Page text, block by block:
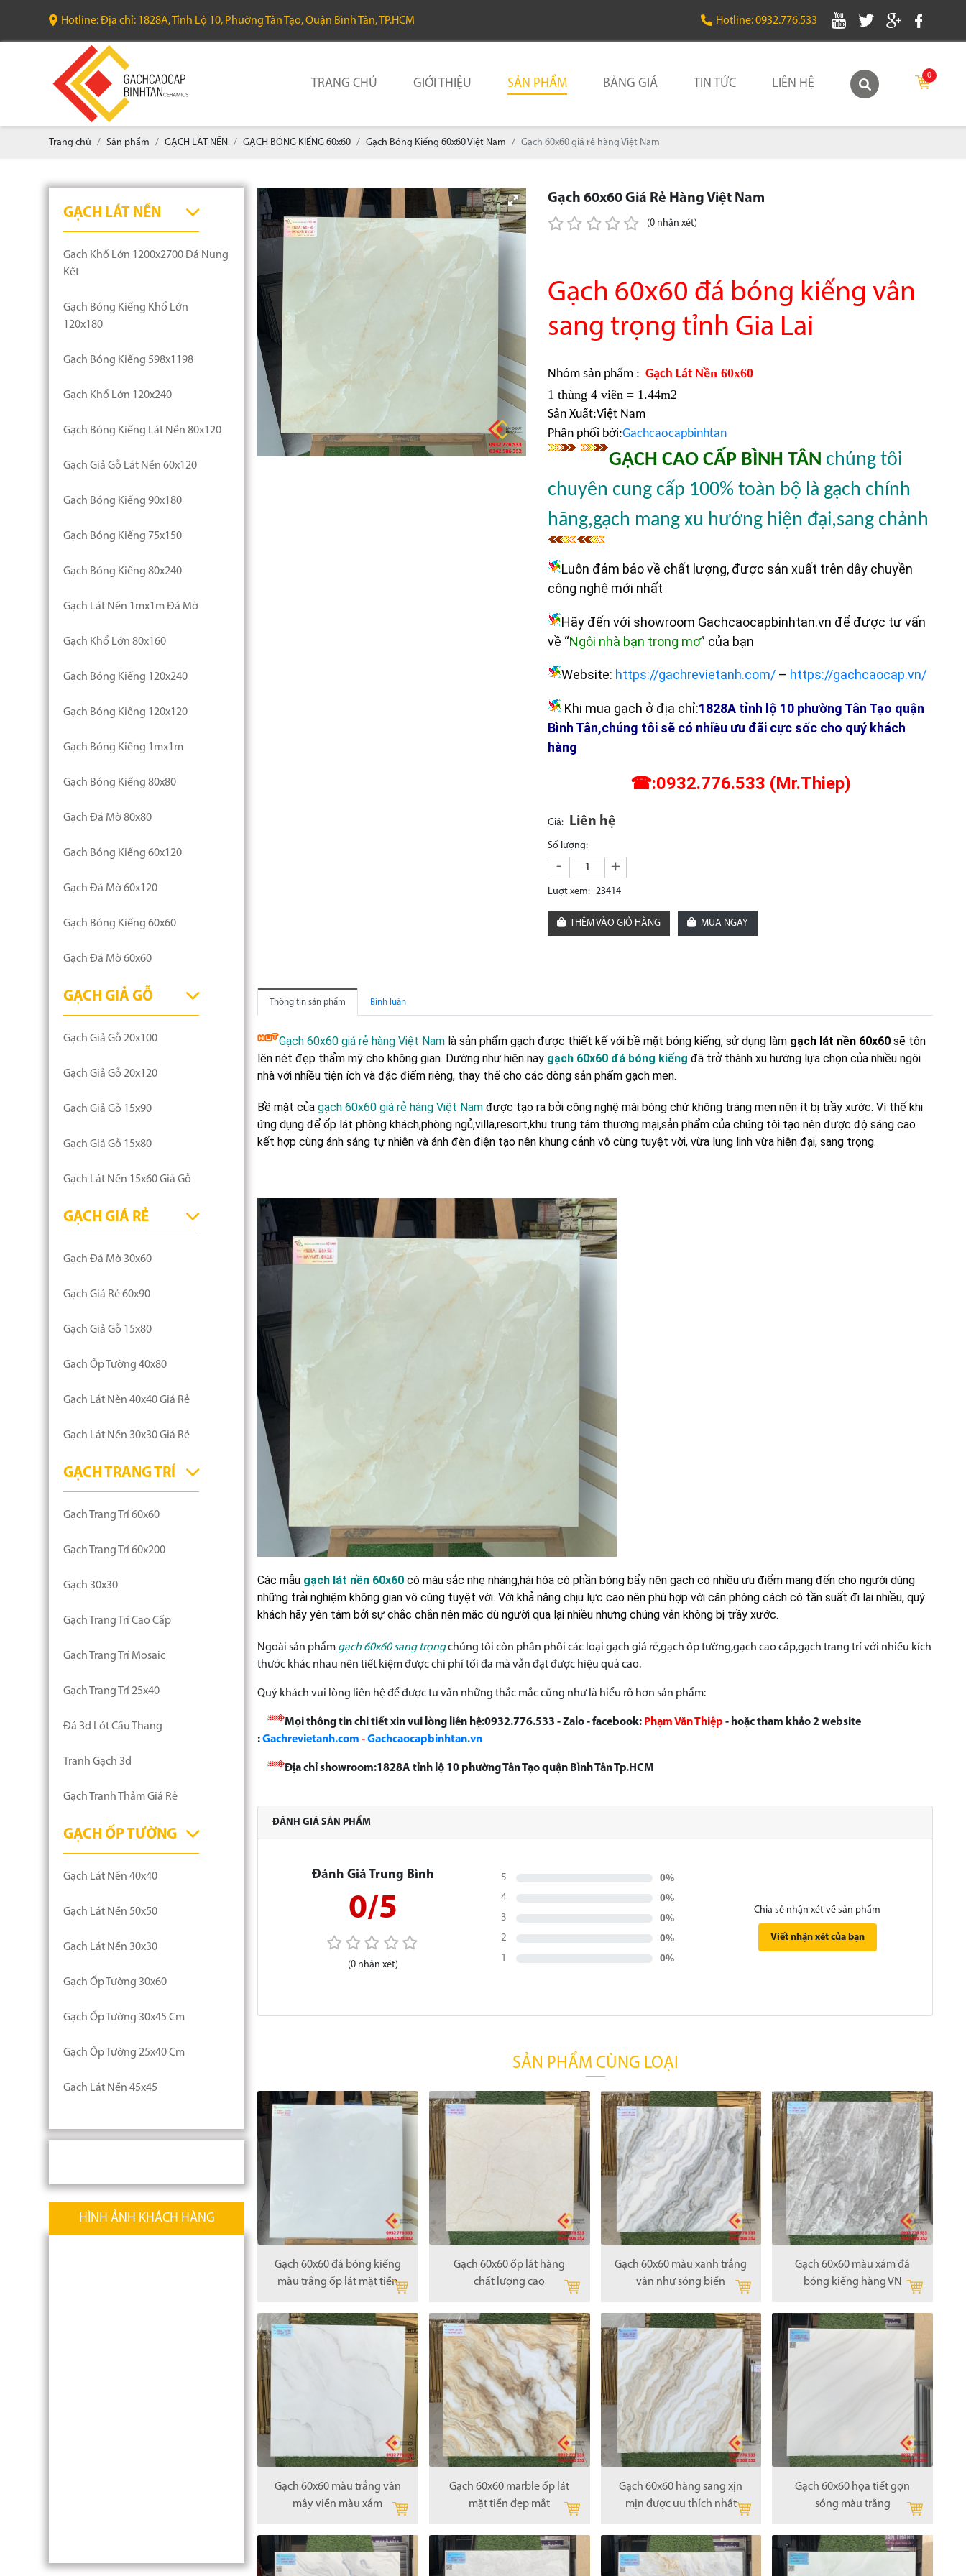
Hotline: Địa chỉ: 1828A, Tỉnh Lộ 10, Phường Tân Tạo, Quận Bình Tân, TP.HCM Hotline: 0932.776.533
TRANG CHỦ GIỚI THIỆU SẢN PHẨM BẢNG GIÁ TIN TỨC LIÊN HỆ
0
Trang chủ Sản phẩm GẠCH LÁT NỀN GẠCH BÓNG KIẾNG 60x60 Gạch Bóng Kiếng 60x60 Việt Nam Gạch 60x60 giá rẻ hàng Việt Nam
GẠCH LÁT NỀN
Gạch Khổ Lớn 1200x2700 Đá Nung
Kết
Gạch Bóng Kiếng Khổ Lớn
120x180
Gạch Bóng Kiếng 598x1198
Gạch Khổ Lớn 120x240
Gạch Bóng Kiếng Lát Nền 80x120
Gạch Giả Gỗ Lát Nền 60x120
Gạch Bóng Kiếng 90x180
Gạch Bóng Kiếng 75x150
Gạch Bóng Kiếng 80x240
Gạch Lát Nền 1mx1m Đá Mờ
Gạch Khổ Lớn 80x160
Gạch Bóng Kiếng 120x240
Gạch Bóng Kiếng 120x120
Gạch Bóng Kiếng 1mx1m
Gạch Bóng Kiếng 80x80
Gạch Đá Mờ 80x80
Gạch Bóng Kiếng 60x120
Gạch Đá Mờ 60x120
Gạch Bóng Kiếng 60x60
Gạch Đá Mờ 60x60
GẠCH GIẢ GỖ
Gạch Giả Gỗ 20x100
Gạch Giả Gỗ 20x120
Gạch Giả Gỗ 15x90
Gạch Giả Gỗ 15x80
Gạch Lát Nền 15x60 Giả Gỗ
GẠCH GIÁ RẺ
Gạch Đá Mờ 30x60
Gạch Giá Rẻ 60x90
Gạch Giả Gỗ 15x80
Gạch Ốp Tường 40x80
Gạch Lát Nèn 40x40 Giá Rẻ
Gạch Lát Nền 30x30 Giá Rẻ
GẠCH TRANG TRÍ
Gạch Trang Trí 60x60
Gạch Trang Trí 60x200
Gạch 30x30
Gạch Trang Trí Cao Cấp
Gạch Trang Trí Mosaic
Gạch Trang Trí 25x40
Đá 3d Lót Cầu Thang
Tranh Gạch 3d
Gạch Tranh Thảm Giá Rẻ
GẠCH ỐP TƯỜNG
Gạch Lát Nền 40x40
Gạch Lát Nền 50x50
Gạch Lát Nền 30x30
Gạch Ốp Tường 30x60
Gạch Ốp Tường 30x45 Cm
Gạch Ốp Tường 25x40 Cm
Gạch Lát Nền 45x45
HÌNH ẢNH KHÁCH HÀNG
Gạch 60x60 Giá Rẻ Hàng Việt Nam
(0 nhận xét)
Gạch 60x60 đá bóng kiếng vân
sang trọng tỉnh Gia Lai
Nhóm sản phẩm : Gạch Lát Nền 60x60
1 thùng 4 viên = 1.44m2
Sản Xuất:Việt Nam
Phân phối bởi:Gachcaocapbinhtan
GẠCH CAO CẤP BÌNH TÂN chúng tôi
chuyên cung cấp 100% toàn bộ là gạch chính
hãng,gạch mang xu hướng hiện đại,sang chảnh
Luôn đảm bảo về chất lượng, được sản xuất trên dây chuyền
công nghệ mới nhất
Hãy đến với showroom Gachcaocapbinhtan.vn để được tư vấn
về “Ngôi nhà bạn trong mơ” của bạn
Website: https://gachrevietanh.com/ – https://gachcaocap.vn/
Khi mua gạch ở địa chỉ:1828A tỉnh lộ 10 phường Tân Tạo quận
Bình Tân,chúng tôi sẽ có nhiều ưu đãi cực sốc cho quý khách
hàng
☎:0932.776.533 (Mr.Thiep)
Giá: Liên hệ
Số lượng:
- +
Lượt xem: 23414
THÊM VÀO GIỎ HÀNG MUA NGAY
Thông tin sản phẩm Bình luận
Gạch 60x60 giá rẻ hàng Việt Nam là sản phẩm gạch được thiết kế với bề mặt bóng kiếng, sử dụng làm gạch lát nền 60x60 sẽ tôn
lên nét đẹp thẩm mỹ cho không gian. Dường như hiện nay gạch 60x60 đá bóng kiếng đã trở thành xu hướng lựa chọn của nhiều ngôi
nhà với nhiều tiện ích và đặc điểm riêng, thay thế cho các dòng sản phẩm gạch men.
Bề mặt của gạch 60x60 giá rẻ hàng Việt Nam được tạo ra bởi công nghệ mài bóng chứ không tráng men nên ít bị trầy xước. Vì thế khi
ứng dụng để ốp lát phòng khách,phòng ngủ,villa,resort,khu trung tâm thương mại,sản phẩm của chúng tôi tạo nên được độ sáng cao
kết hợp cùng ánh sáng tự nhiên và ánh đèn điện tạo nên khung cảnh vô cùng tuyệt vời, vừa lung linh vừa hiện đại, sang trọng.
Các mẫu gạch lát nền 60x60 có màu sắc nhẹ nhàng,hài hòa có phần bóng bẩy nên gạch có nhiều ưu điểm mang đến cho người dùng
những trải nghiệm không gian vô cùng tuyệt vời. Với khả năng chịu lực cao nên phù hợp với căn phòng cách có tần suất đi lại nhiều, quý
khách hãy yên tâm bởi sự chắc chắn nên mặc dù người qua lại nhiều nhưng chúng vẫn không bị trầy xước.
Ngoài sản phẩm gạch 60x60 sang trọngchúng tôi còn phân phối các loại gạch giá rẻ,gạch ốp tường,gạch cao cấp,gạch trang trí với nhiều kích
thước khác nhau nên tiết kiệm được chi phí tối đa mà vẫn đạt được hiệu quả cao.
Quý khách vui lòng liên hệ để được tư vấn những thắc mắc cũng như là hiểu rõ hơn sản phẩm:
Mọi thông tin chi tiết xin vui lòng liên hệ:0932.776.533 - Zalo - facebook: Phạm Văn Thiệp - hoặc tham khảo 2 website
:Gachrevietanh.com -Gachcaocapbinhtan.vn
Địa chỉ showroom:1828A tỉnh lộ 10 phường Tân Tạo quận Bình Tân Tp.HCM
ĐÁNH GIÁ SẢN PHẨM
Đánh Giá Trung Bình
0/5
(0 nhận xét)
5
0%
4
0%
3
0%
2
0%
1
0%
Chia sẻ nhận xét về sản phẩm
Viết nhận xét của bạn
SẢN PHẨM CÙNG LOẠI
Gạch 60x60 đá bóng kiếng
màu trắng ốp lát mặt tiền
Gạch 60x60 ốp lát hàng
chất lượng cao
Gạch 60x60 màu xanh trắng
vân như sóng biển
Gạch 60x60 màu xám đá
bóng kiếng hàng VN
Gạch 60x60 màu trắng vân
mây viền màu xám
Gạch 60x60 marble ốp lát
mặt tiền đẹp mắt
Gạch 60x60 hàng sang xịn
mịn được ưu thích nhất
Gạch 60x60 họa tiết gợn
sóng màu trắng